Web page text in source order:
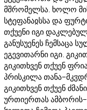
მშრომელსა. ხოლო
სტეფანაჲსსა და
თქუენი იგი
განუსუენეს ჩემსაცა
ეგევითარნი იგი.
გიკითხვენ თქუენ
პრისკილა თანა-
გიკითხვენ თქუენ
ურთიერთას